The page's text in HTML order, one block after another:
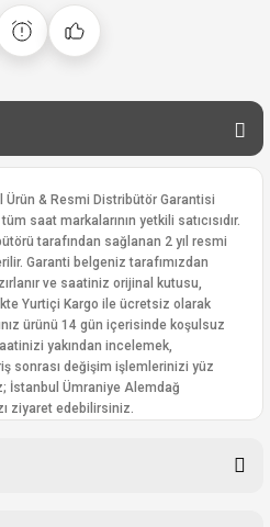
Ürün & Resmi Distribütör Garantisi
saat markalarının yetkili satıcısıdır.
tarafından sağlanan 2 yıl resmi
Garanti belgeniz tarafımızdan
ve saatiniz orijinal kutusu,
Yurtiçi Kargo ile ücretsiz olarak
ürünü 14 gün içerisinde koşulsuz
yakından incelemek,
sonrası değişim işlemlerinizi yüz
İstanbul Ümraniye Alemdağ
ziyaret edebilirsiniz.